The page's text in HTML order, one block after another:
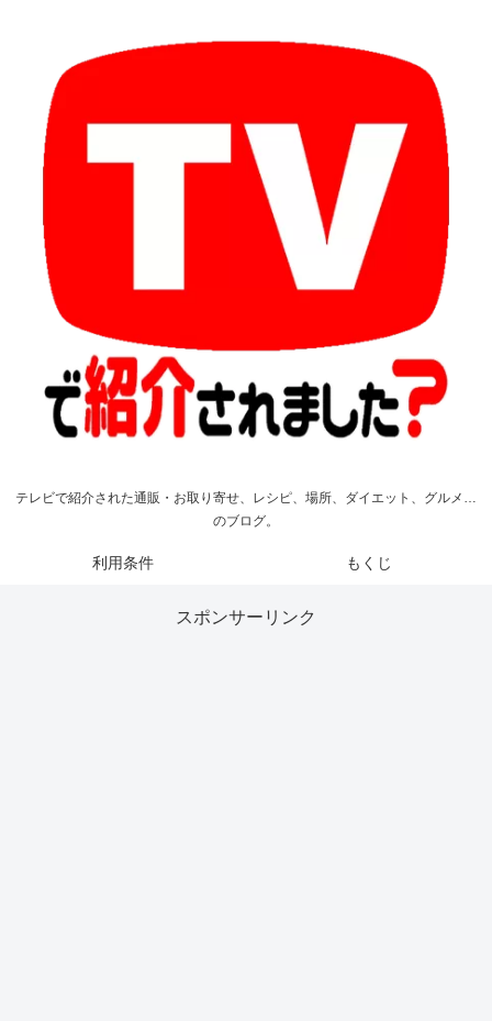
テレビで紹介された通販・お取り寄せ、レシピ、場所、ダイエット、グルメ…
のブログ。
利用条件 もくじ
スポンサーリンク